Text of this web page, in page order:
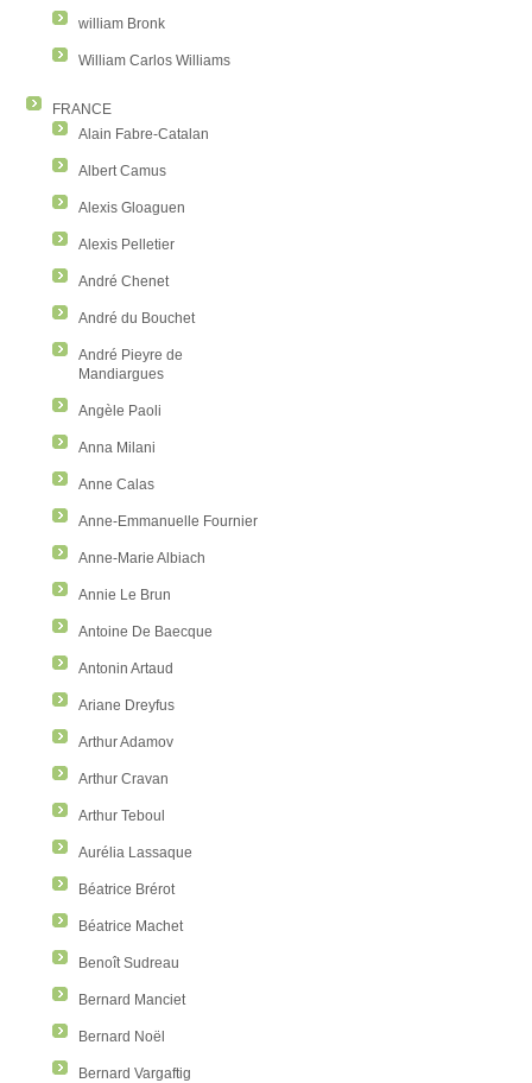
william Bronk
William Carlos Williams
FRANCE
Alain Fabre-Catalan
Albert Camus
Alexis Gloaguen
Alexis Pelletier
André Chenet
André du Bouchet
André Pieyre de
Mandiargues
Angèle Paoli
Anna Milani
Anne Calas
Anne-Emmanuelle Fournier
Anne-Marie Albiach
Annie Le Brun
Antoine De Baecque
Antonin Artaud
Ariane Dreyfus
Arthur Adamov
Arthur Cravan
Arthur Teboul
Aurélia Lassaque
Béatrice Brérot
Béatrice Machet
Benoît Sudreau
Bernard Manciet
Bernard Noël
Bernard Vargaftig